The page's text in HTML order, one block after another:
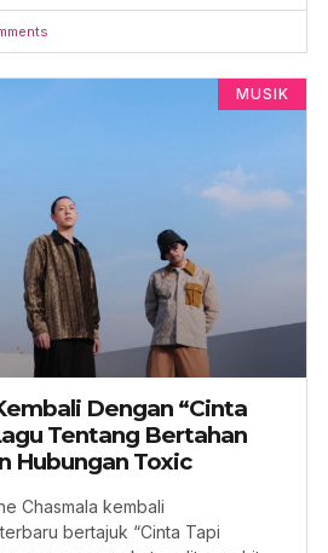
MUSIK
Dengan “Cinta
Tentang Bertahan
Hubungan Toxic
Chasmala kembali
bertajuk “Cinta Tapi